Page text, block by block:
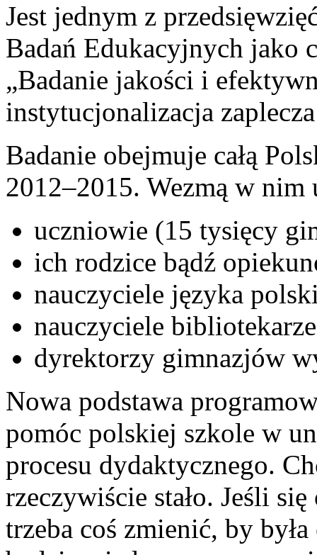
Jest jednym z
Badań Edukacyjnych jako
„Badanie jakości i
instytucjonalizacja
Badanie obejmuje całą
2012–2015. Wezmą w nim
uczniowie (15 tysięcy
ich rodzice bądź
nauczyciele języka
nauczyciele bibliotekarze
dyrektorzy gimnazjów
Nowa podstawa
pomóc polskiej szkole w
procesu dydaktycznego.
rzeczywiście stało. Jeśli
trzeba coś zmienić, by